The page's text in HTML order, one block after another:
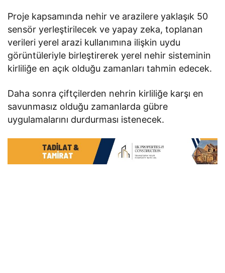
Proje kapsamında nehir ve arazilere yaklaşık 50
sensör yerleştirilecek ve yapay zeka, toplanan
verileri yerel arazi kullanımına ilişkin uydu
görüntüleriyle birleştirerek yerel nehir sisteminin
kirliliğe en açık olduğu zamanları tahmin edecek.
Daha sonra çiftçilerden nehrin kirliliğe karşı en
savunmasız olduğu zamanlarda gübre
uygulamalarını durdurması istenecek.